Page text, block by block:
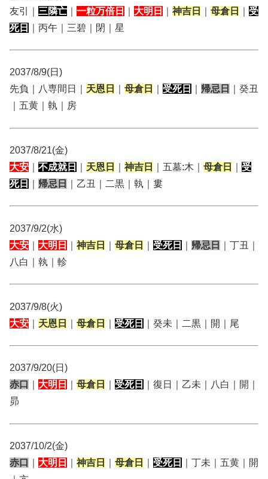
友引｜ 三隣亡 一粒万倍日 大明日 神吉日 母倉日
受
死日
｜丙午｜三碧｜閉｜星
2037/8/9(日)
先負｜八専間日｜ 天恩日 母倉日 受死日 帰忌日
｜癸丑
｜五黄｜執｜房
2037/8/21(金)
大安
不成就日 天恩日 神吉日 ｜五墓:木｜ 母倉日
受
死日
帰忌日 ｜乙丑｜二黒｜執｜婁
2037/9/2(水)
大安
大明日 神吉日 母倉日 受死日 帰忌日
｜丁丑｜
八白｜執｜軫
2037/9/8(火)
大安
天恩日 母倉日 受死日 ｜癸未｜二黒｜開｜尾
2037/9/20(日)
赤口
大明日 母倉日 受死日
｜復日｜乙未｜八白｜開｜
昴
2037/10/2(金)
赤口
大明日 神吉日 母倉日 受死日
｜丁未｜五黄｜開